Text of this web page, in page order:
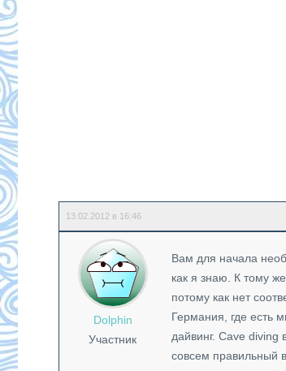
13.02.2012 в 16:46
Dolphin
Участник
Вам для начала
как я знаю. К тому
потому как нет
Германия, где есть
дайвинг. Сave diving
совсем правильный